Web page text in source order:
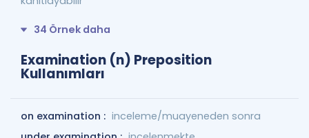
34 Örnek daha
Examination (n) Preposition
Kullanımları
on examination : inceleme/muayeneden sonra